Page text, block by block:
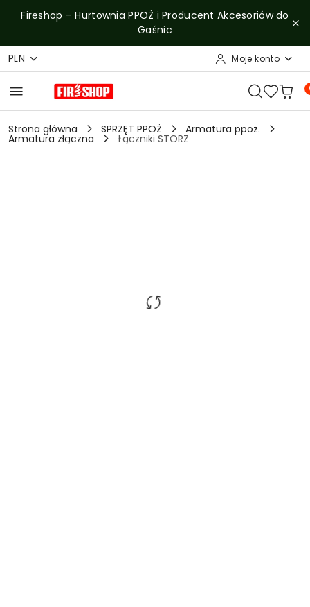
Przejdź do treści głównej
Przejdź do wyszukiwarki
Przejdź do moje konto
Przejdź do menu głównego
Przejdź do opisu produktu
Przejdź do stopki
Fireshop – Hurtownia PPOŻ i Producent Akcesoriów do
Gaśnic
PLN Moje konto
Strona główna SPRZĘT PPOŻ Armatura ppoż.
Armatura złączna Łączniki STORZ